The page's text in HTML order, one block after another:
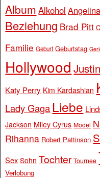
Album Alkohol
Beziehung Brad Pitt
Familie Geburt Geburtstag
Hollywood
Katy Perry Kim Kardashian
Lady Gaga Liebe
Jackson Miley Cyrus Model
Rihanna Robert Pattinson
Sex Sohn Tochter Tournee
Verlobung